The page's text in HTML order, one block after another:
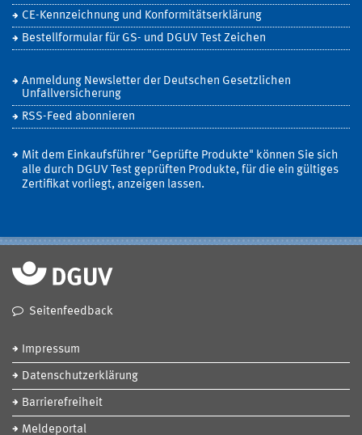
CE-Kennzeichnung und Konformitätserklärung
Bestellformular für GS- und DGUV Test Zeichen
Anmeldung Newsletter der Deutschen Gesetzlichen
Unfallversicherung
RSS-Feed abonnieren
Mit dem Einkaufsführer "Geprüfte Produkte" können Sie sich
alle durch DGUV Test geprüften Produkte, für die ein gültiges
Zertifikat vorliegt, anzeigen lassen.
Seitenfeedback
Impressum
Datenschutzerklärung
Barrierefreiheit
Meldeportal